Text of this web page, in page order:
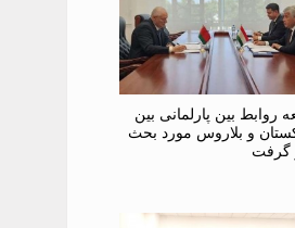
روابط بین پارلمانی بین
و بلاروس مورد بحث
گرفت